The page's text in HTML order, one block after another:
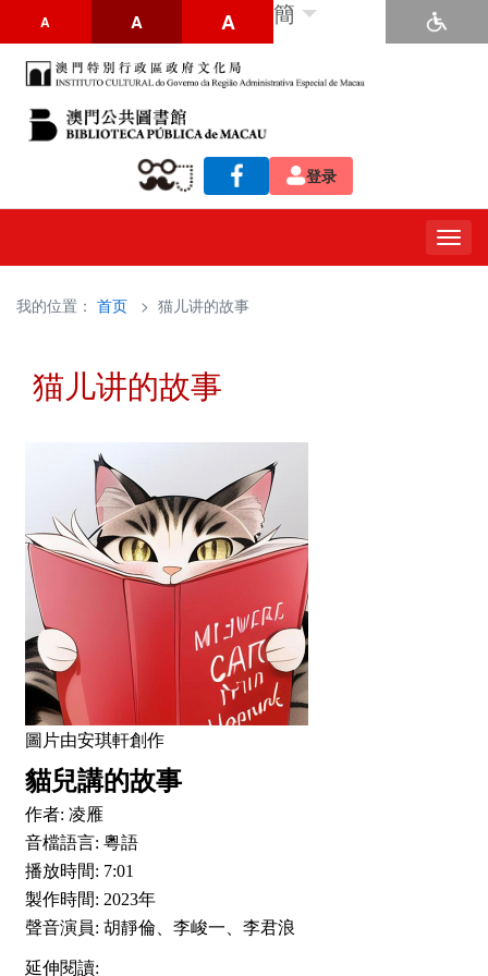
A A A 簡
登录
我的位置： 首页 > 猫儿讲的故事
猫儿讲的故事